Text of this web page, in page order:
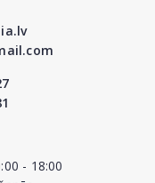
- 18:00